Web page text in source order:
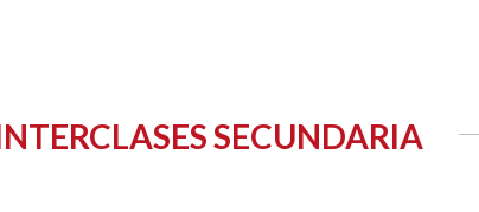
SECUNDARIA